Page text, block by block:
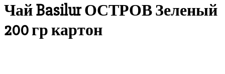
Чай Basilur ОСТРОВ Зеленый
200 гр картон